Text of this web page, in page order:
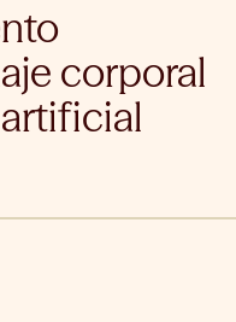
corporal